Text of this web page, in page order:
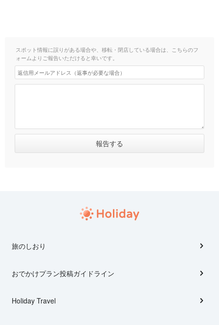
スポット情報に誤りがある場合や、移転・閉店している場合は、こちらのフ
ォームよりご報告いただけると幸いです。
旅のしおり
おでかけプラン投稿ガイドライン
Holiday Travel